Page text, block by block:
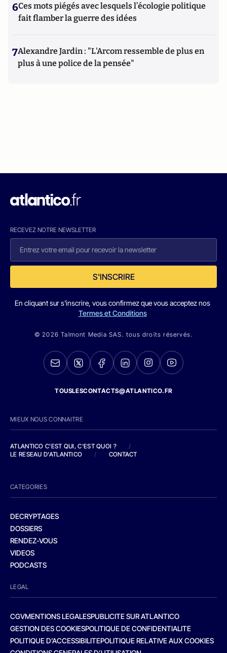
6Ces mots piégés avec lesquels l’écologie politique
fait flamber la guerre des idées
7Alexandre Jardin : "L'Arcom ressemble de plus en
plus à une police de la pensée"
RECEVEZ NOTRE NEWSLETTER
S'INSCRIRE
En cliquant sur s'inscrire, vous confirmez que vous acceptez nos
Termes et Conditions
© 2026 Talmont Media SAS. tous droits réservés.
TOUSLESCONTACTS@ATLANTICO.FR
MIEUX NOUS CONNAITRE
ATLANTICO C'EST QUI, C'EST QUOI ?
/
LE RESEAU D'ATLANTICO
/ CONTACT
CATEGORIES
DECRYPTAGES
DOSSIERS
RENDEZ-VOUS
VIDEOS
PODCASTS
LEGAL
CGVMENTIONS LEGALESPUBLICITE SUR ATLANTICO
GESTION DES COOKIESPOLITIQUE DE CONFIDENTIALITE
POLITIQUE D’ACCESSIBILITEPOLITIQUE RELATIVE AUX COOKIES